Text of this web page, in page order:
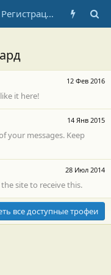
Регистрация
12 Фев 2016
it here!
14 Янв 2015
your messages. Keep
28 Июл 2014
site to receive this.
все доступные трофеи